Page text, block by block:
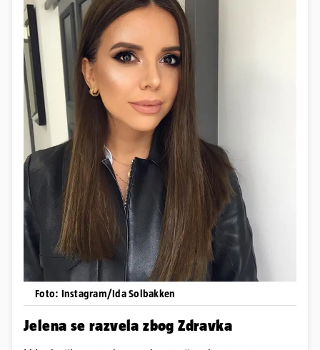
Foto: Instagram/Ida Solbakken
Jelena se razvela zbog Zdravka